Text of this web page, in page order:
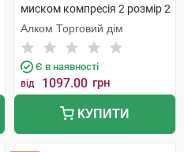
миском компресія 2 розмір 2
бежевий 1 пара
Алком Торговий дім
Є в наявності
від 1097.00 грн
КУПИТИ